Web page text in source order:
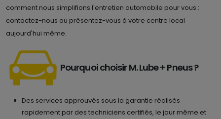
comment nous simplifions l'entretien automobile pour vous :
contactez-nous ou présentez-vous à votre centre local
aujourd'hui même.
Pourquoi choisir M. Lube + Pneus ?
Des services approuvés sous la garantie réalisés
rapidement par des techniciens certifiés, le jour même et